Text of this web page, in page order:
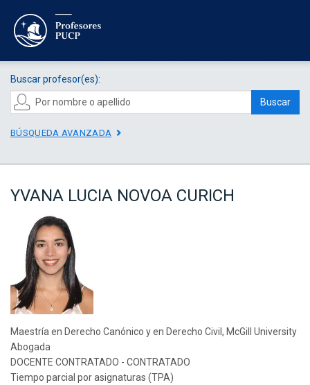
Buscar profesor(es):
Buscar
BÚSQUEDA AVANZADA
YVANA LUCIA NOVOA CURICH
Maestría en Derecho Canónico y en Derecho Civil, McGill University
Abogada
DOCENTE CONTRATADO - CONTRATADO
Tiempo parcial por asignaturas (TPA)